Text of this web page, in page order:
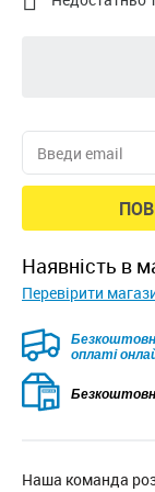
наявність в
Перевірити
оплаті
Наша команда